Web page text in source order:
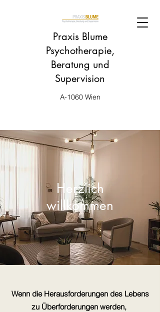
Praxis Blume
Psychotherapie,
Beratung und
Supervision
A-1060 Wien
Herzlich
willkommen
Wenn die Herausforderungen des Lebens
zu Überforderungen werden,